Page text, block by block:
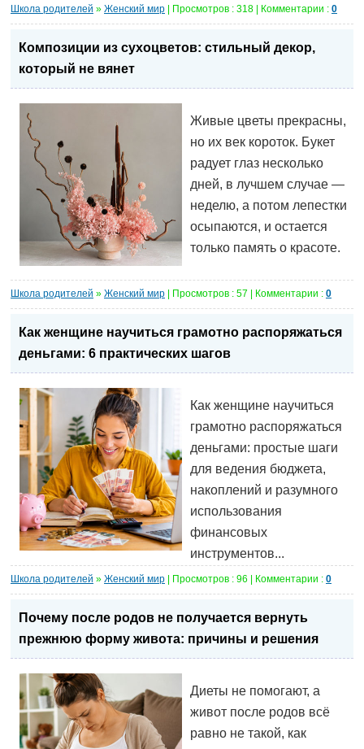
Школа родителей » Женский мир | Просмотров : 318 | Комментарии : 0
Композиции из сухоцветов: стильный декор,
который не вянет
Живые цветы прекрасны,
но их век короток. Букет
радует глаз несколько
дней, в лучшем случае —
неделю, а потом лепестки
осыпаются, и остается
только память о красоте.
Школа родителей » Женский мир | Просмотров : 57 | Комментарии : 0
Как женщине научиться грамотно распоряжаться
деньгами: 6 практических шагов
Как женщине научиться
грамотно распоряжаться
деньгами: простые шаги
для ведения бюджета,
накоплений и разумного
использования
финансовых
инструментов...
Школа родителей » Женский мир | Просмотров : 96 | Комментарии : 0
Почему после родов не получается вернуть
прежнюю форму живота: причины и решения
Диеты не помогают, а
живот после родов всё
равно не такой, как